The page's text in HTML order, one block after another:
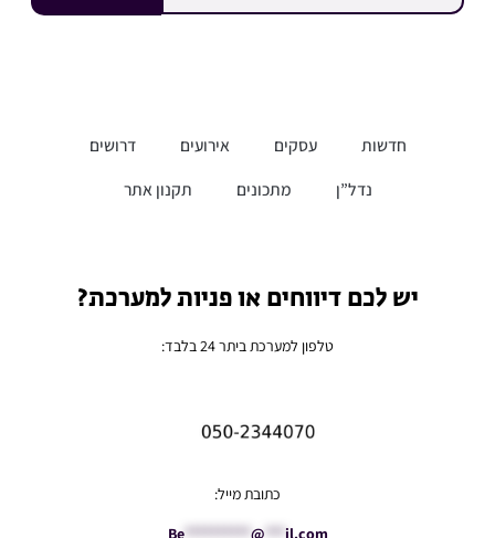
חדשות עסקים אירועים
דרושים
נדל”ן
מתכונים תקנון אתר
יש לכם דיווחים או פניות למערכת?
טלפון למערכת ביתר 24 בלבד:
כתובת מייל:
Be********** @ il.com